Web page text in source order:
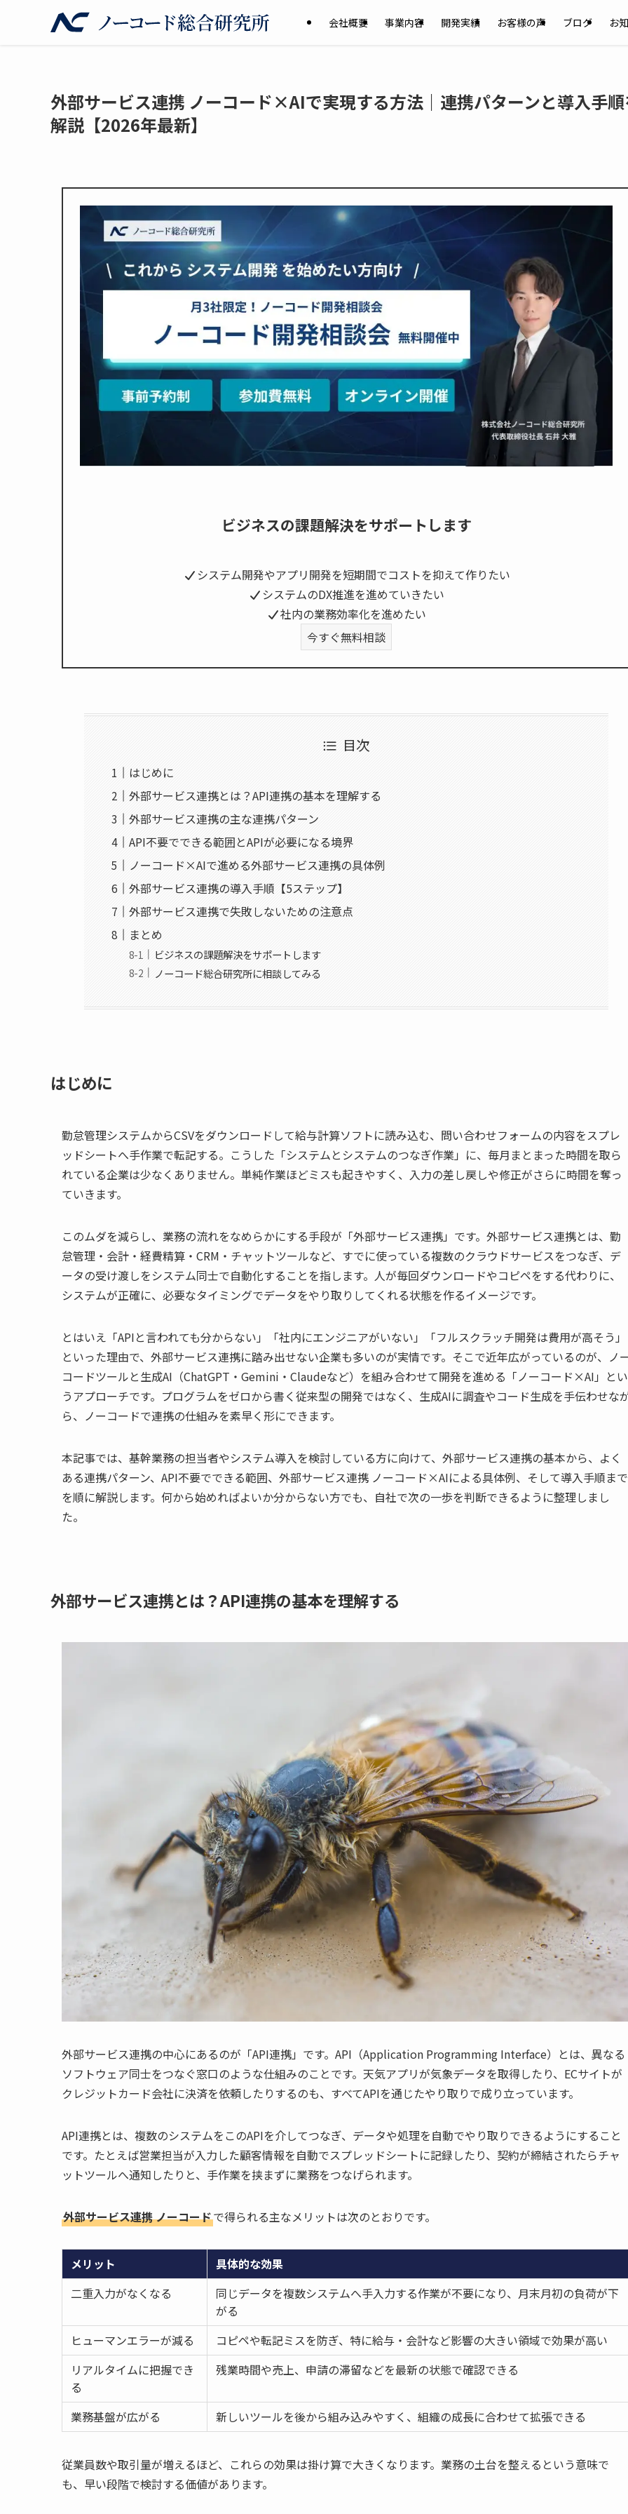
会社概要 事業内容 開発実績 お客様の声 ブログ お
外部サービス連携 ノーコード×AIで実現する方法｜連携パターンと導入手
解説【2026年最新】
ビジネスの課題解決をサポートします
システム開発やアプリ開発を短期間でコストを抑えて作りたい
システムのDX推進を進めていきたい
社内の業務効率化を進めたい
今すぐ無料相談
目次
はじめに
外部サービス連携とは？API連携の基本を理解する
外部サービス連携の主な連携パターン
API不要でできる範囲とAPIが必要になる境界
ノーコード×AIで進める外部サービス連携の具体例
外部サービス連携の導入手順【5ステップ】
外部サービス連携で失敗しないための注意点
まとめ
ビジネスの課題解決をサポートします
ノーコード総合研究所に相談してみる
はじめに
勤怠管理システムからCSVをダウンロードして給与計算ソフトに読み込む、問い合わせフォームの内容をスプレ
ッドシートへ手作業で転記する。こうした「システムとシステムのつなぎ作業」に、毎月まとまった時間を取ら
れている企業は少なくありません。単純作業ほどミスも起きやすく、入力の差し戻しや修正がさらに時間を奪っ
ていきます。
このムダを減らし、業務の流れをなめらかにする手段が「外部サービス連携」です。外部サービス連携とは、勤
怠管理・会計・経費精算・CRM・チャットツールなど、すでに使っている複数のクラウドサービスをつなぎ、デ
ータの受け渡しをシステム同士で自動化することを指します。人が毎回ダウンロードやコピペをする代わりに、
システムが正確に、必要なタイミングでデータをやり取りしてくれる状態を作るイメージです。
とはいえ「APIと言われても分からない」「社内にエンジニアがいない」「フルスクラッチ開発は費用が高そう」
といった理由で、外部サービス連携に踏み出せない企業も多いのが実情です。そこで近年広がっているのが、ノ
コードツールと生成AI（ChatGPT・Gemini・Claudeなど）を組み合わせて開発を進める「ノーコード×AI」とい
うアプローチです。プログラムをゼロから書く従来型の開発ではなく、生成AIに調査やコード生成を手伝わせな
ら、ノーコードで連携の仕組みを素早く形にできます。
本記事では、基幹業務の担当者やシステム導入を検討している方に向けて、外部サービス連携の基本から、よく
ある連携パターン、API不要でできる範囲、外部サービス連携 ノーコード×AIによる具体例、そして導入手順まで
を順に解説します。何から始めればよいか分からない方でも、自社で次の一歩を判断できるように整理しまし
た。
外部サービス連携とは？API連携の基本を理解する
外部サービス連携の中心にあるのが「API連携」です。API（Application Programming Interface）とは、異なる
ソフトウェア同士をつなぐ窓口のような仕組みのことです。天気アプリが気象データを取得したり、ECサイトが
クレジットカード会社に決済を依頼したりするのも、すべてAPIを通じたやり取りで成り立っています。
API連携とは、複数のシステムをこのAPIを介してつなぎ、データや処理を自動でやり取りできるようにすること
です。たとえば営業担当が入力した顧客情報を自動でスプレッドシートに記録したり、契約が締結されたらチャ
ットツールへ通知したりと、手作業を挟まずに業務をつなげられます。
外部サービス連携 ノーコードで得られる主なメリットは次のとおりです。
メリット
具体的な効果
二重入力がなくなる
同じデータを複数システムへ手入力する作業が不要になり、月末月初の負荷が下
がる
ヒューマンエラーが減る
コピペや転記ミスを防ぎ、特に給与・会計など影響の大きい領域で効果が高い
リアルタイムに把握でき
る
残業時間や売上、申請の滞留などを最新の状態で確認できる
業務基盤が広がる 新しいツールを後から組み込みやすく、組織の成長に合わせて拡張できる
従業員数や取引量が増えるほど、これらの効果は掛け算で大きくなります。業務の土台を整えるという意味で
も、早い段階で検討する価値があります。